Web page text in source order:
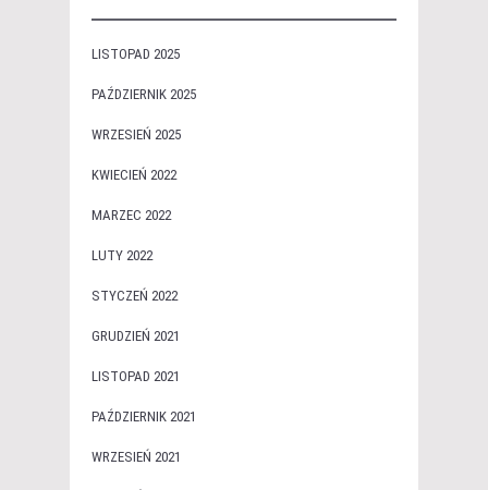
LISTOPAD 2025
PAŹDZIERNIK 2025
WRZESIEŃ 2025
KWIECIEŃ 2022
MARZEC 2022
LUTY 2022
STYCZEŃ 2022
GRUDZIEŃ 2021
LISTOPAD 2021
PAŹDZIERNIK 2021
WRZESIEŃ 2021